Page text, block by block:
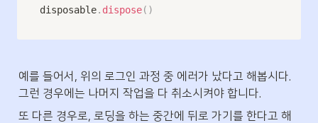
disposable. dispose( )
예를 들어서, 위의 로그인 과정 중 에러가 났다고 해봅시다.
그런 경우에는 나머지 작업을 다 취소시켜야 합니다.
또 다른 경우로, 로딩을 하는 중간에 뒤로 가기를 한다고 해